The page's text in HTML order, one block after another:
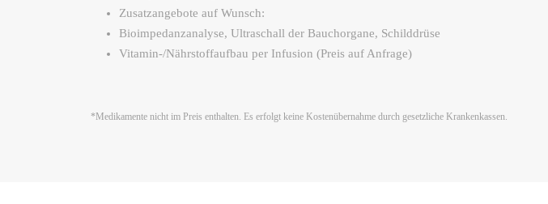
Zusatzangebote auf Wunsch:
Bioimpedanzanalyse, Ultraschall der Bauchorgane, Schilddrüse
Vitamin-/Nährstoffaufbau per Infusion (Preis auf Anfrage)
*Medikamente nicht im Preis enthalten. Es erfolgt keine Kostenübernahme durch gesetzliche Krankenkassen.